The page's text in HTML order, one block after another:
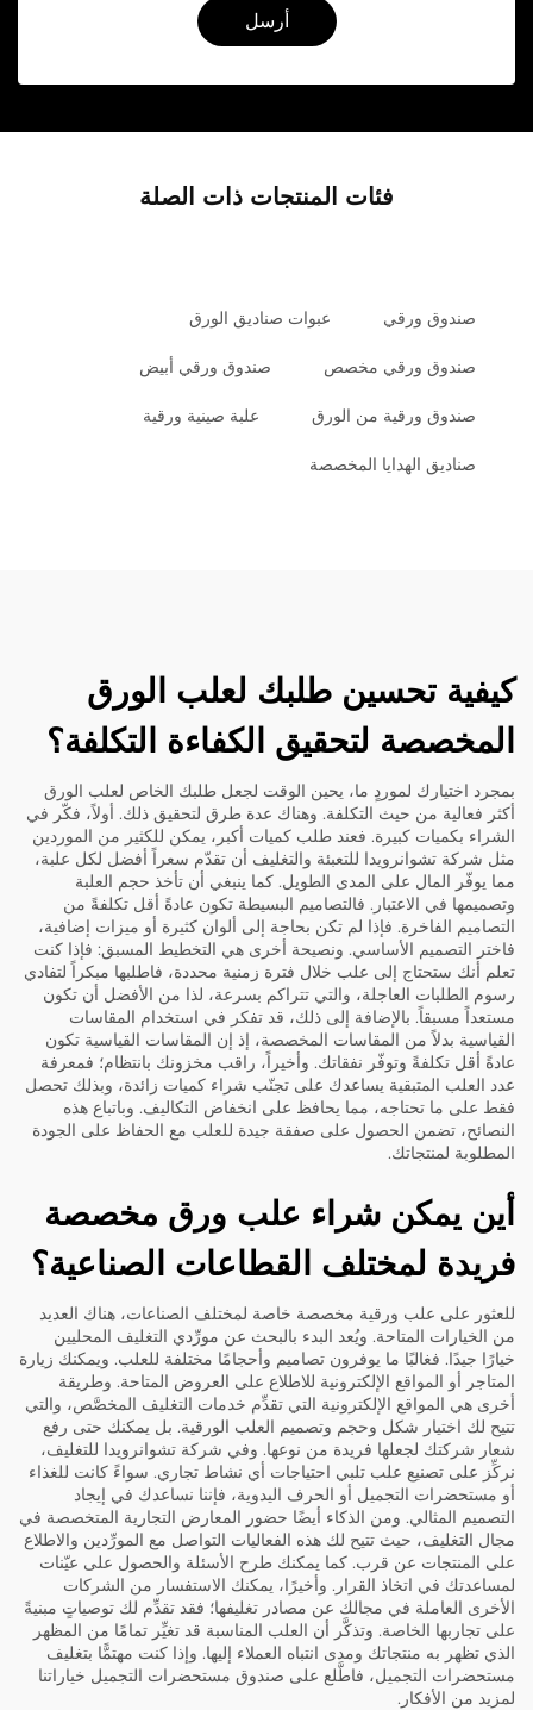
أرسل
فئات المنتجات ذات الصلة
صندوق ورقي عبوات صناديق الورق
صندوق ورقي مخصص صندوق ورقي أبيض
صندوق ورقية من الورق علبة صينية ورقية
صناديق الهدايا المخصصة
كيفية تحسين طلبك لعلب الورق
المخصصة لتحقيق الكفاءة التكلفة؟
بمجرد اختيارك لموردٍ ما، يحين الوقت لجعل طلبك الخاص لعلب الورق
أكثر فعالية من حيث التكلفة. وهناك عدة طرق لتحقيق ذلك. أولاً، فكّر في
الشراء بكميات كبيرة. فعند طلب كميات أكبر، يمكن للكثير من الموردين
مثل شركة تشوانرويدا للتعبئة والتغليف أن تقدّم سعراً أفضل لكل علبة،
مما يوفّر المال على المدى الطويل. كما ينبغي أن تأخذ حجم العلبة
وتصميمها في الاعتبار. فالتصاميم البسيطة تكون عادةً أقل تكلفةً من
التصاميم الفاخرة. فإذا لم تكن بحاجة إلى ألوان كثيرة أو ميزات إضافية،
فاختر التصميم الأساسي. ونصيحة أخرى هي التخطيط المسبق: فإذا كنت
تعلم أنك ستحتاج إلى علب خلال فترة زمنية محددة، فاطلبها مبكراً لتفادي
رسوم الطلبات العاجلة، والتي تتراكم بسرعة، لذا من الأفضل أن تكون
مستعداً مسبقاً. بالإضافة إلى ذلك، قد تفكر في استخدام المقاسات
القياسية بدلاً من المقاسات المخصصة، إذ إن المقاسات القياسية تكون
عادةً أقل تكلفةً وتوفّر نفقاتك. وأخيراً، راقب مخزونك بانتظام؛ فمعرفة
عدد العلب المتبقية يساعدك على تجنّب شراء كميات زائدة، وبذلك تحصل
فقط على ما تحتاجه، مما يحافظ على انخفاض التكاليف. وباتباع هذه
النصائح، تضمن الحصول على صفقة جيدة للعلب مع الحفاظ على الجودة
المطلوبة لمنتجاتك.
أين يمكن شراء علب ورق مخصصة
فريدة لمختلف القطاعات الصناعية؟
للعثور على علب ورقية مخصصة خاصة لمختلف الصناعات، هناك العديد
من الخيارات المتاحة. ويُعد البدء بالبحث عن مورِّدي التغليف المحليين
خيارًا جيدًا. فغالبًا ما يوفرون تصاميم وأحجامًا مختلفة للعلب. ويمكنك زيارة
المتاجر أو المواقع الإلكترونية للاطلاع على العروض المتاحة. وطريقة
أخرى هي المواقع الإلكترونية التي تقدِّم خدمات التغليف المخصَّص، والتي
تتيح لك اختيار شكل وحجم وتصميم العلب الورقية. بل يمكنك حتى رفع
شعار شركتك لجعلها فريدة من نوعها. وفي شركة تشوانرويدا للتغليف،
نركِّز على تصنيع علب تلبي احتياجات أي نشاط تجاري. سواءً كانت للغذاء
أو مستحضرات التجميل أو الحرف اليدوية، فإننا نساعدك في إيجاد
التصميم المثالي. ومن الذكاء أيضًا حضور المعارض التجارية المتخصصة في
مجال التغليف، حيث تتيح لك هذه الفعاليات التواصل مع المورِّدين والاطلاع
على المنتجات عن قرب. كما يمكنك طرح الأسئلة والحصول على عيّنات
لمساعدتك في اتخاذ القرار. وأخيرًا، يمكنك الاستفسار من الشركات
الأخرى العاملة في مجالك عن مصادر تغليفها؛ فقد تقدِّم لك توصياتٍ مبنيةً
على تجاربها الخاصة. وتذكَّر أن العلب المناسبة قد تغيِّر تمامًا من المظهر
الذي تظهر به منتجاتك ومدى انتباه العملاء إليها. وإذا كنت مهتمًّا بتغليف
مستحضرات التجميل، فاطَّلع على صندوق مستحضرات التجميل خياراتنا
لمزيد من الأفكار.